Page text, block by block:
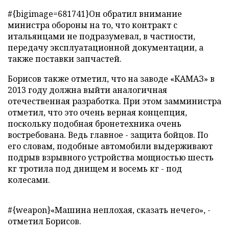
#{bigimage=681741}Он обратил внимание
министра обороны на то, что контракт с
итальянцами не подразумевал, в частности,
передачу эксплуатационной документации, а
также поставки запчастей.
Борисов также отметил, что на заводе «КАМАЗ» в
2013 году должна выйти аналогичная
отечественная разработка. При этом замминистра
отметил, что это очень верная концепция,
поскольку подобная бронетехника очень
востребована. Ведь главное - защита бойцов. По
его словам, подобные автомобили выдерживают
подрыв взрывного устройства мощностью шесть
кг тротила под днищем и восемь кг - под
колесами.
#{weapon}«Машина неплохая, сказать нечего», -
отметил Борисов.